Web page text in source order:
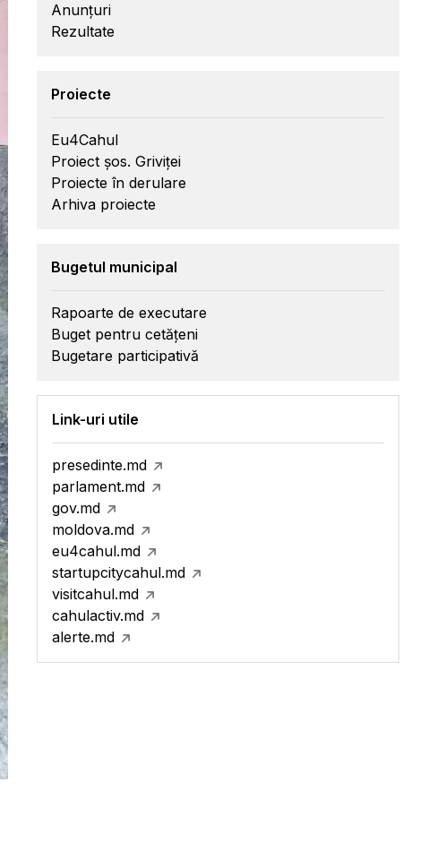
Anunțuri
Rezultate
Proiecte
Eu4Cahul
Proiect șos. Griviței
Proiecte în derulare
Arhiva proiecte
Bugetul municipal
Rapoarte de executare
Buget pentru cetățeni
Bugetare participativă
Link-uri utile
presedinte.md
parlament.md
gov.md
moldova.md
eu4cahul.md
startupcitycahul.md
visitcahul.md
cahulactiv.md
alerte.md